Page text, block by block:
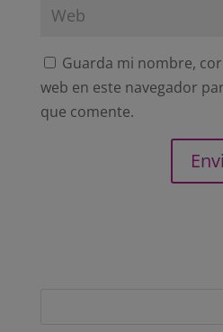
Guarda mi nombre,
web en este navegador
que comente.